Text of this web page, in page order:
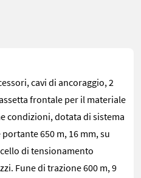
cavi di ancoraggio, 2
frontale per il materiale
condizioni, dotata di sistema
650 m, 16 mm, su
di tensionamento
Fune di trazione 600 m, 9